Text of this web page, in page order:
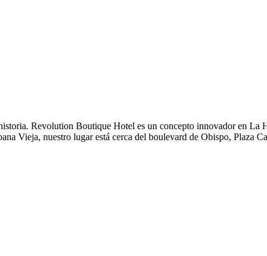
Revolution Boutique Hotel es un concepto innovador en La
Vieja, nuestro lugar está cerca del boulevard de Obispo, Plaza